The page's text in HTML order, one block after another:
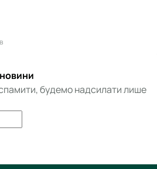
будемо надсилати лише